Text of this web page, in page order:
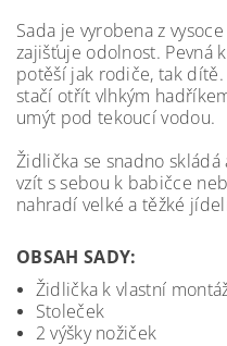
Sada je vyrobena z
zajišťuje odolnost. Pevná
potěší jak rodiče, tak
stačí otřít vlhkým
umýt pod tekoucí vodou.
Židlička se snadno
vzít s sebou k babičce
nahradí velké a těžké
OBSAH SADY:
Židlička k vlastní
Stoleček
2 výšky nožiček